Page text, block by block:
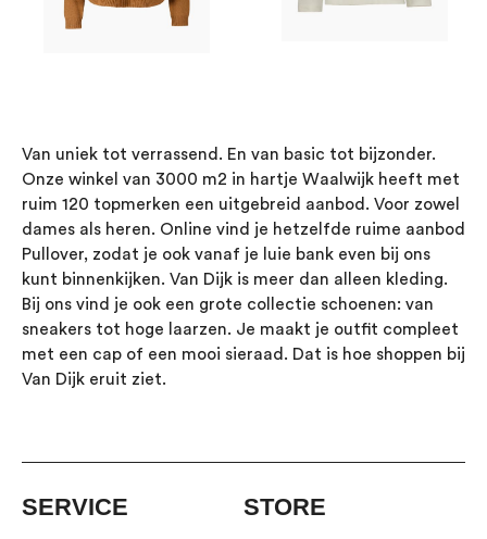
Van uniek tot verrassend. En van basic tot bijzonder.
Onze winkel van 3000 m2 in hartje Waalwijk heeft met
ruim 120 topmerken een uitgebreid aanbod. Voor zowel
dames als heren. Online vind je hetzelfde ruime aanbod
Pullover, zodat je ook vanaf je luie bank even bij ons
kunt binnenkijken. Van Dijk is meer dan alleen kleding.
Bij ons vind je ook een grote collectie schoenen: van
sneakers tot hoge laarzen. Je maakt je outfit compleet
met een cap of een mooi sieraad. Dat is hoe shoppen bij
Van Dijk eruit ziet.
SERVICE STORE